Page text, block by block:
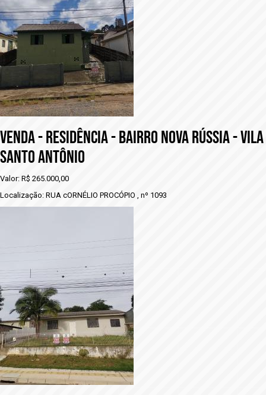
VENDA - RESIDÊNCIA - BAIRRO NOVA RÚSSIA - VILA
SANTO ANTÔNIO
Valor: R$ 265.000,00
Localização: RUA cORNÉLIO PROCÓPIO , nº 1093